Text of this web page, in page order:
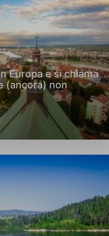
Europa e si chiama
(ancora) non